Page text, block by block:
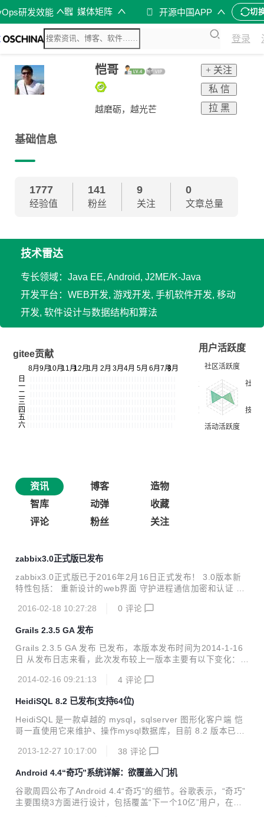
研发效能 媒体矩阵 开源中国APP 切
登录
恺哥
越磨砺，越光芒
+ 关注
私 信
拉 黑
基础信息
1777
经验值
141
粉丝
9
关注
0
文章总量
技术雷达
专长领域：Java EE, Android, J2ME/K-Java
开发平台：WEB开发, 游戏开发, 手机软件开发, 移动
开发, 软件设计与数据结构和算法
gitee贡献
用户活跃度
资讯 博客
造物
智库
动弹
收藏
评论
粉丝 关注
zabbix3.0正式版已发布
zabbix3.0正式版已于2016年2月16日正式发布！ 3.0版本新
特性包括： 重新设计的web界面 守护进程通信加密和认证 预
时间升级 windows服务发现 smtp认证支持 等等等等 what's
ner
2016-02-18 10:27:28 0 评论
Grails 2.3.5 GA 发布
Grails 2.3.5 GA 发布 已发布，本版本发布时间为2014-1-16
日 从发布日志来看，此次发布较上一版本主要有以下变化： b
知的问题： UrlMappings.groovy replace this line "/$control
n?/$id?(.$format)?"{
2014-02-16 09:21:13 4 评论
HeidiSQL 8.2 已发布(支持64位)
HeidiSQL 是一款卓越的 mysql，sqlserver 图形化客户端 恺
哥一直使用它来维护、操作mysql数据库，目前 8.2 版本已经
bit version allows HeidiSQL to use much more of your me
e status for databases with InnoDB tables. (Disable Sessi
on > Advanced...
2013-12-27 10:17:00 38 评论
Android 4.4“奇巧”系统详解：欲覆盖入门机
谷歌周四公布了Android 4.4“奇巧”的细节。谷歌表示，“奇巧”
主要围绕3方面进行设计，包括覆盖“下一个10亿”用户，在整